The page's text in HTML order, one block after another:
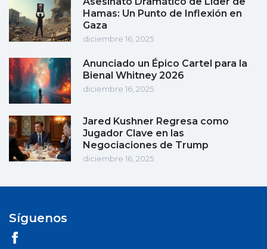
Hamas: Un Punto de Inflexión en
Gaza
diciembre 16, 2025
Anunciado un Épico Cartel para la
Bienal Whitney 2026
diciembre 16, 2025
Jared Kushner Regresa como
Jugador Clave en las
Negociaciones de Trump
diciembre 16, 2025
Síguenos